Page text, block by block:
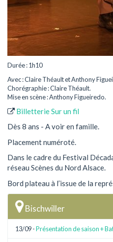
Durée : 1h10
Avec : Claire Théault et Anthony
Chorégraphie : Claire Théault.
Mise en scène : Anthony Figueiredo.
Billetterie Sur un fil
Dès 8 ans - A voir en famille.
Placement numéroté.
Dans le cadre du Festival
réseau Scènes du Nord Alsace.
Bord plateau à l’issue de la
Bischwiller
13/09 -Présentation de saison +